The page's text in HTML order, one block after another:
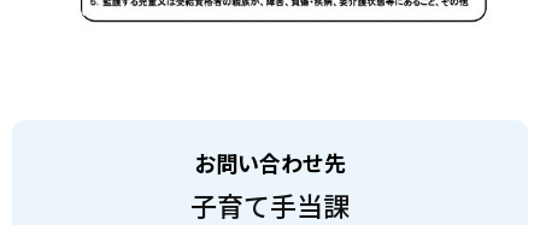
お問い合わせ先
子育て手当課